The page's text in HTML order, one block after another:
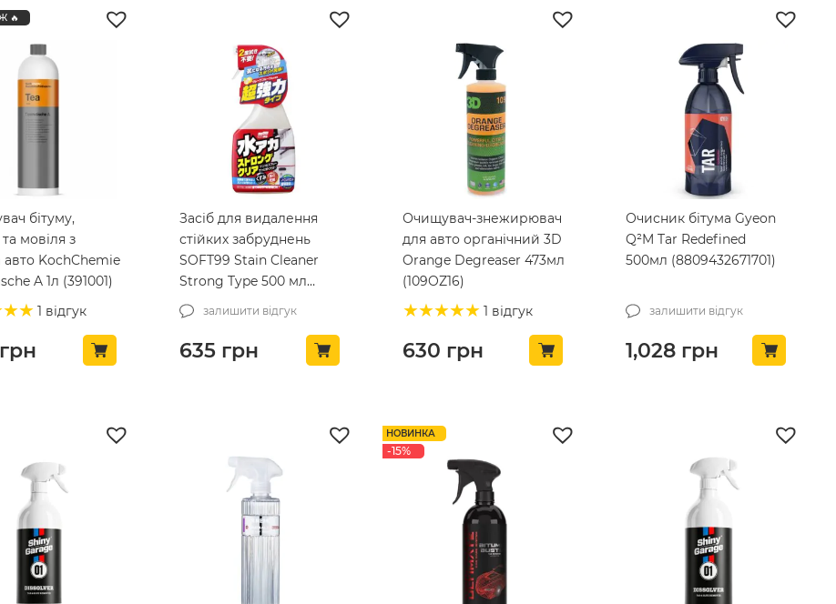
🔥
бітуму,
мовіля з
авто KochChemie
A 1л (391001)
1 відгук
Засіб для видалення
стійких забруднень
SOFT99 Stain Cleaner
Strong Type 500 мл
(00495)
залишити відгук
635грн
Очищувач-знежирювач
для авто органічний 3D
Orange Degreaser 473мл
(109OZ16)
1 відгук
630 грн
Очисник бітума Gyeon
Q²M Tar Redefined
500мл (8809432671701)
залишити відгук
1,028 грн
НОВИНКА
-15%